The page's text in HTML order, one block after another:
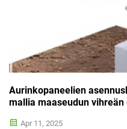
Aurinkopaneelien
mallia maaseudun
Apr 11, 2025